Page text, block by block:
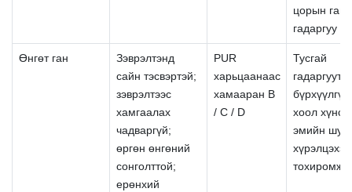
цорын ганц
гадаргуу
Өнгөт ган
Зэврэлтэнд
сайн тэсвэртэй;
зэврэлтээс
хамгаалах
чадваргүй;
өргөн өнгөний
сонголттой;
ерөнхий
PUR
харьцаанаас
хамааран B
/ C / D
Тусгай
хоол хүнс
эмийн
хүрэлцэхэд